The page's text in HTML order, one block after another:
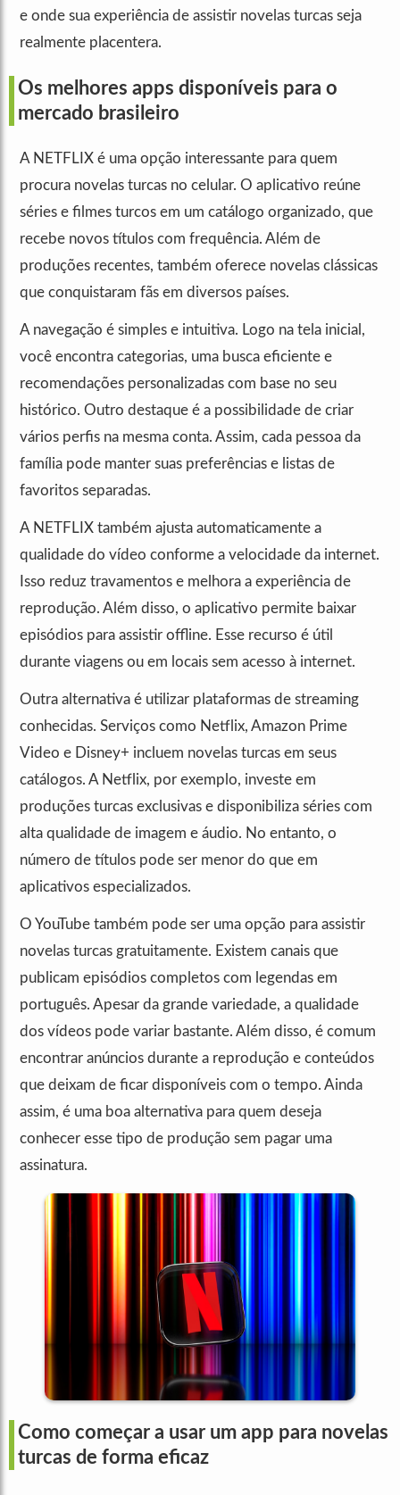
e onde sua experiência de assistir novelas turcas seja
realmente placentera.
Os melhores apps disponíveis para o
mercado brasileiro
A NETFLIX é uma opção interessante para quem
procura novelas turcas no celular. O aplicativo reúne
séries e filmes turcos em um catálogo organizado, que
recebe novos títulos com frequência. Além de
produções recentes, também oferece novelas clássicas
que conquistaram fãs em diversos países.
A navegação é simples e intuitiva. Logo na tela inicial,
você encontra categorias, uma busca eficiente e
recomendações personalizadas com base no seu
histórico. Outro destaque é a possibilidade de criar
vários perfis na mesma conta. Assim, cada pessoa da
família pode manter suas preferências e listas de
favoritos separadas.
A NETFLIX também ajusta automaticamente a
qualidade do vídeo conforme a velocidade da internet.
Isso reduz travamentos e melhora a experiência de
reprodução. Além disso, o aplicativo permite baixar
episódios para assistir offline. Esse recurso é útil
durante viagens ou em locais sem acesso à internet.
Outra alternativa é utilizar plataformas de streaming
conhecidas. Serviços como Netflix, Amazon Prime
Video e Disney+ incluem novelas turcas em seus
catálogos. A Netflix, por exemplo, investe em
produções turcas exclusivas e disponibiliza séries com
alta qualidade de imagem e áudio. No entanto, o
número de títulos pode ser menor do que em
aplicativos especializados.
O YouTube também pode ser uma opção para assistir
novelas turcas gratuitamente. Existem canais que
publicam episódios completos com legendas em
português. Apesar da grande variedade, a qualidade
dos vídeos pode variar bastante. Além disso, é comum
encontrar anúncios durante a reprodução e conteúdos
que deixam de ficar disponíveis com o tempo. Ainda
assim, é uma boa alternativa para quem deseja
conhecer esse tipo de produção sem pagar uma
assinatura.
Como começar a usar um app para novelas
turcas de forma eficaz